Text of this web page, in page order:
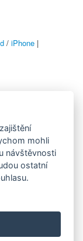
/ iPhone |
žádným
mohli
návštěvnosti
ostatní